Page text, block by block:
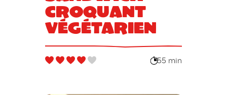
croquant
végétarien
55 min